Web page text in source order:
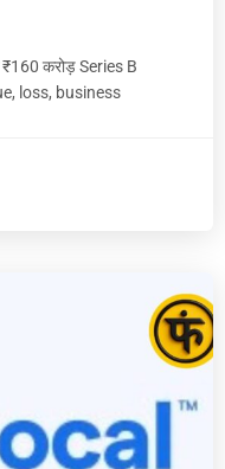
करोड़ Series B
loss, business